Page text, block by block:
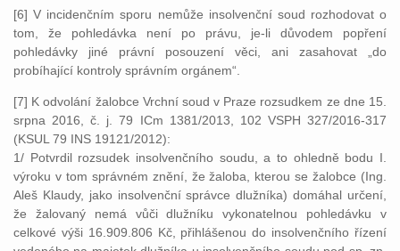
[6] V incidenčním sporu nemůže insolvenční soud rozhodovat o
tom, že pohledávka není po právu, je-li důvodem popření
pohledávky jiné právní posouzení věci, ani zasahovat „do
probíhající kontroly správním orgánem“.
[7] K odvolání žalobce Vrchní soud v Praze rozsudkem ze dne 15.
srpna 2016, č. j. 79 ICm 1381/2013, 102 VSPH 327/2016-317
(KSUL 79 INS 19121/2012):
1/ Potvrdil rozsudek insolvenčního soudu, a to ohledně bodu I.
výroku v tom správném znění, že žaloba, kterou se žalobce (Ing.
Aleš Klaudy, jako insolvenční správce dlužníka) domáhal určení,
že žalovaný nemá vůči dlužníku vykonatelnou pohledávku v
celkové výši 16.909.806 Kč, přihlášenou do insolvenčního řízení